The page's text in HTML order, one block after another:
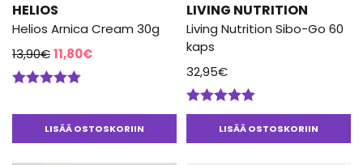
HELIOS
Helios Arnica Cream 30g
13,90€Alkuperäinen
hinta
13,90€.
11,80€Nykyinen
11,80€.
LISÄÄ OSTOSKORIIN
LIVING NUTRITION
Living Nutrition Sibo-Go 60
kaps
32,95€
Arvostelu
tuotteesta:LISÄÄ OSTOSKORIIN